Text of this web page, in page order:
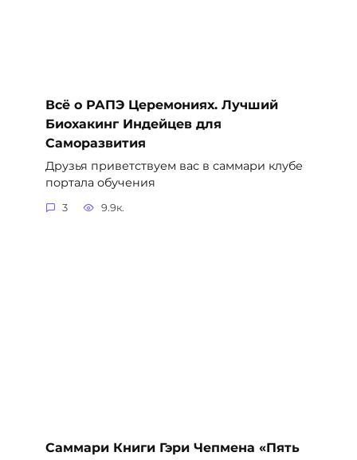
Всё о РАПЭ Церемониях. Лучший
Биохакинг Индейцев для
Саморазвития
Друзья приветствуем вас в саммари клубе
портала обучения
3 9.9к.
Саммари Книги Гэри Чепмена «Пять